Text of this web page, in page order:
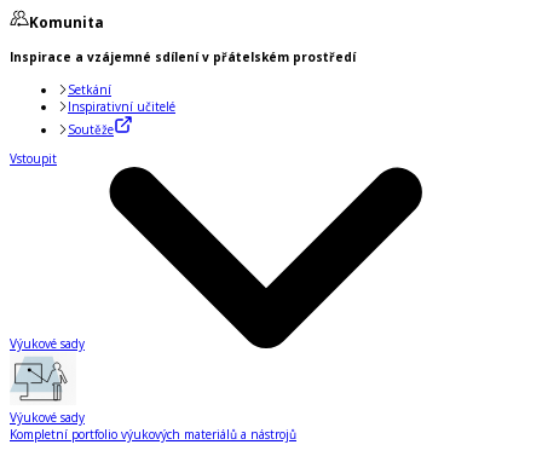
Komunita
Inspirace a vzájemné sdílení v přátelském prostředí
Setkání
Inspirativní učitelé
Soutěže
Vstoupit
Výukové sady
Výukové sady
Kompletní portfolio výukových materiálů a nástrojů